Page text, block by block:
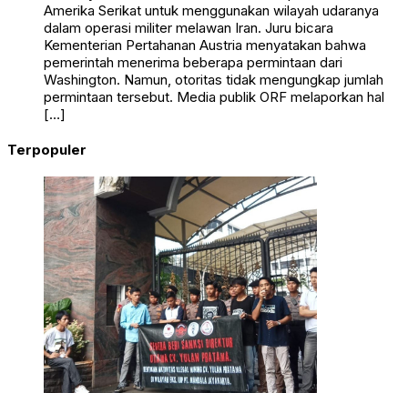
Amerika Serikat untuk menggunakan wilayah udaranya
dalam operasi militer melawan Iran. Juru bicara
Kementerian Pertahanan Austria menyatakan bahwa
pemerintah menerima beberapa permintaan dari
Washington. Namun, otoritas tidak mengungkap jumlah
permintaan tersebut. Media publik ORF melaporkan hal
[…]
Terpopuler